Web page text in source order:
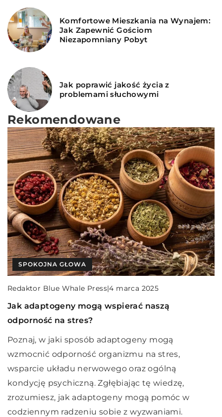
Komfortowe Mieszkania na Wynajem:
Jak Zapewnić Gościom
Niezapomniany Pobyt
Jak poprawić jakość życia z
problemami słuchowymi
Rekomendowane
INNE
Redaktor Blue Whale Press|11 października 2025
Porady dla hobbystów i pasjonatów szycia
odpowiedniej maszyny na początek swojej
przygody? Odkryj, na co zwrócić uwagę przy
wyborze maszyny do szycia, biorąc pod uwagę
funkcje, budżet i poziom zaawansowania.
SPOKOJNA GŁOWA
Redaktor Blue Whale Press|4 marca 2025
Jak adaptogeny mogą wspierać naszą
odporność na stres?
Poznaj, w jaki sposób adaptogeny mogą
wzmocnić odporność organizmu na stres,
wsparcie układu nerwowego oraz ogólną
kondycję psychiczną. Zgłębiając tę wiedzę,
zrozumiesz, jak adaptogeny mogą pomóc w
codziennym radzeniu sobie z wyzwaniami.
INNE
Redaktor Blue Whale Press|11 maja 2025
smartfona i smartwatcha?
do smartfona i smartwatcha, aby zapewnić im
maksymalną ochronę. Poznaj istotne cechy,
rodzaje i użyteczność szkieł ochronnych, które
sprawią, że Twoje urządzenia pozostaną
bezpieczne i estetyczne.